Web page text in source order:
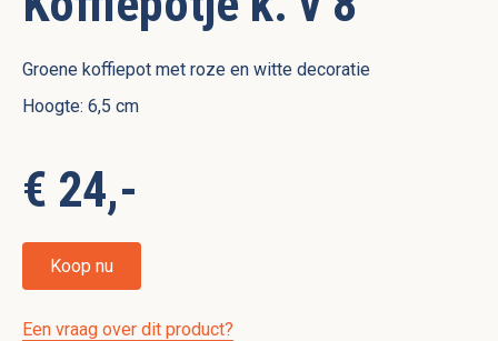
Groene koffiepot met roze en witte decoratie
Hoogte: 6,5 cm
€ 24,-
Koop nu
Een vraag over dit product?